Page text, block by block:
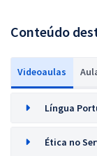
Conteúdo
Videoaulas
Língua
Ética no